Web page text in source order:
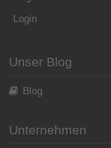
Login
Unser Blog
Blog
Unternehmen